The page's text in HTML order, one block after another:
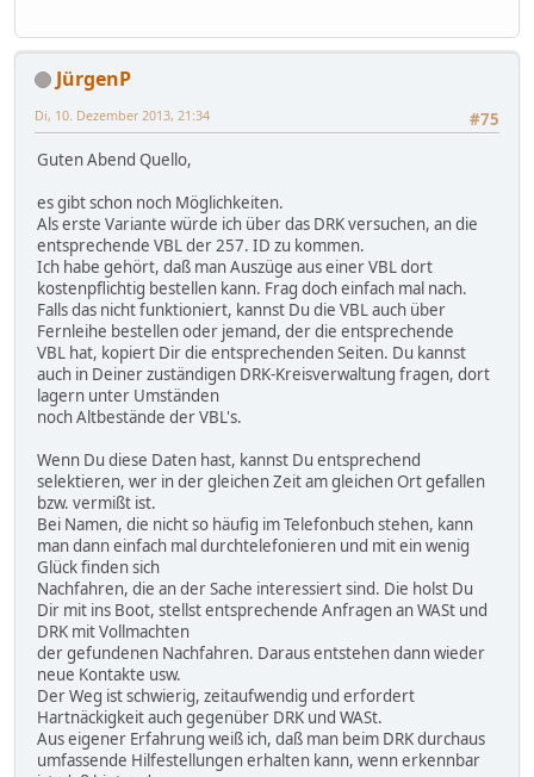
JürgenP
#75
Di, 10. Dezember 2013, 21:34
Guten Abend Quello,
es gibt schon noch Möglichkeiten.
Als erste Variante würde ich über das DRK versuchen, an die
entsprechende VBL der 257. ID zu kommen.
Ich habe gehört, daß man Auszüge aus einer VBL dort
kostenpflichtig bestellen kann. Frag doch einfach mal nach.
Falls das nicht funktioniert, kannst Du die VBL auch über
Fernleihe bestellen oder jemand, der die entsprechende
VBL hat, kopiert Dir die entsprechenden Seiten. Du kannst
auch in Deiner zuständigen DRK-Kreisverwaltung fragen, dort
lagern unter Umständen
noch Altbestände der VBL's.
Wenn Du diese Daten hast, kannst Du entsprechend
selektieren, wer in der gleichen Zeit am gleichen Ort gefallen
bzw. vermißt ist.
Bei Namen, die nicht so häufig im Telefonbuch stehen, kann
man dann einfach mal durchtelefonieren und mit ein wenig
Glück finden sich
Nachfahren, die an der Sache interessiert sind. Die holst Du
Dir mit ins Boot, stellst entsprechende Anfragen an WASt und
DRK mit Vollmachten
der gefundenen Nachfahren. Daraus entstehen dann wieder
neue Kontakte usw.
Der Weg ist schwierig, zeitaufwendig und erfordert
Hartnäckigkeit auch gegenüber DRK und WASt.
Aus eigener Erfahrung weiß ich, daß man beim DRK durchaus
umfassende Hilfestellungen erhalten kann, wenn erkennbar